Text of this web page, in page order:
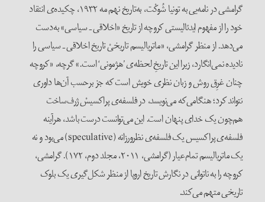
گرامشی در نامه‌یی به تونیا شُوکْت، به‌تاریخ نهم مه ۱۹۳۲، چکیده‌ی انتقاد
خود را از مفهوم ایدئالیستی کروچه از تاریخ «اخلاقی ـ سیاسی» به‌دست
می‌دهد. از منظر گرامشی، «ماتریالیسم تاریخیْ تاریخ اخلاقی ـ سیاسی را
نادیده نمی‌انگارد، زیرا این تاریخِ لحظه‌ی ’هژمونی‘ است.» گرچه، «کروچه
چنان غرِق روش و زبان نظری خویش است که جز برحسب آن‌ها داوری
نتواند کرد؛ هنگامی‌که می‌نویسد، در فلسفه‌ی پراکسیسْ ژرف‌ساخت
هم‌‌چون یک خدای پنهان است. این می‌توانست درست باشد، هرآینه
فلسفه‌ی پراکسیس یک فلسفه‌ی نظرورزانه (speculative) می‌بود و نه
یک ماتریالیسم تمام‌عیار (گرامشی، ۲۰۱۱، مجلد دوم، ۱۷۲). گرامشی،
کروچه را به ناتوانی در نگارش تاریخ اروپا از منظر شکل‌گیری یک بلوک
تاریخی متهم می‌کند.